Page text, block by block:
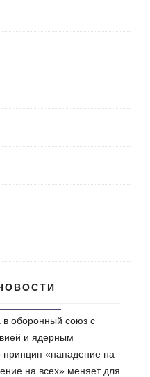
оборонный союз с
и ядерным
принцип «нападение на
на всех» меняет для